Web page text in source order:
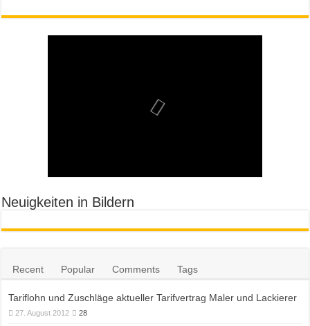
Neuigkeiten in Bildern
Recent Popular Comments Tags
Tariflohn und Zuschläge aktueller Tarifvertrag Maler und Lackierer
27. August 2012 28